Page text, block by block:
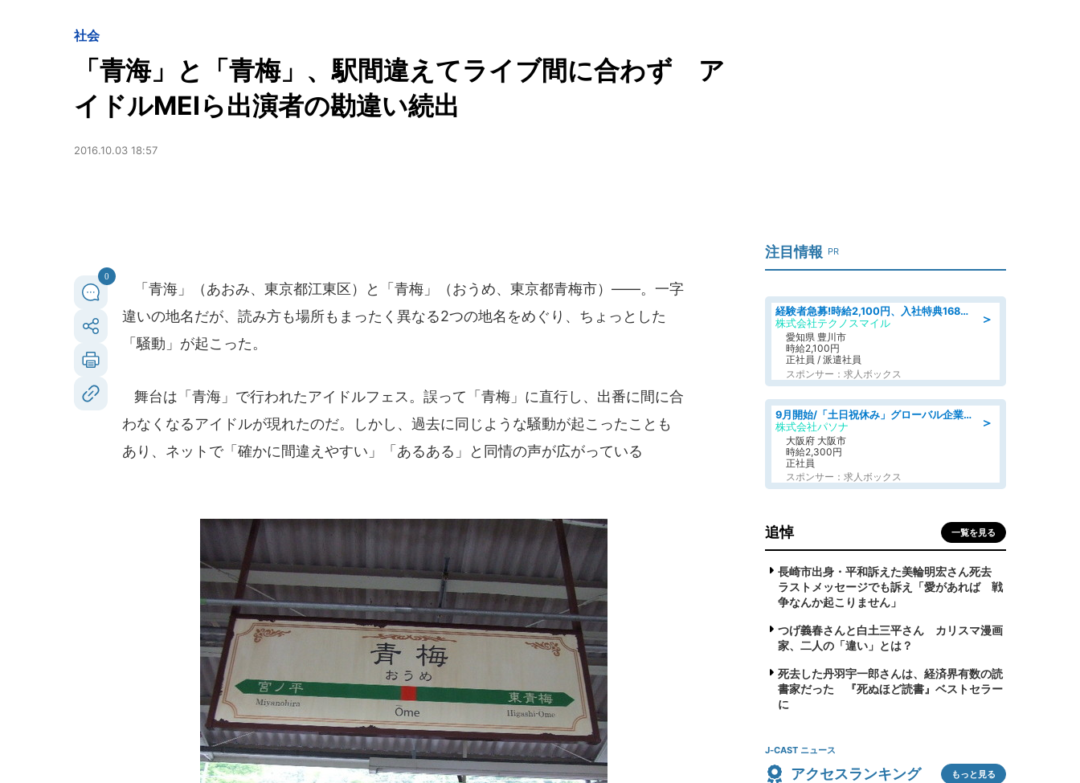
社会
「青海」と「青梅」、駅間違えてライブ間に合わず ア
イドルMEIら出演者の勘違い続出
2016.10.03 18:57
0
「青海」（あおみ、東京都江東区）と「青梅」（おうめ、東京都青梅市）――。一字
違いの地名だが、読み方も場所もまったく異なる2つの地名をめぐり、ちょっとした
「騒動」が起こった。
舞台は「青海」で行われたアイドルフェス。誤って「青梅」に直行し、出番に間に合
わなくなるアイドルが現れたのだ。しかし、過去に同じような騒動が起こったことも
あり、ネットで「確かに間違えやすい」「あるある」と同情の声が広がっている
注目情報 PR
＞
経験者急募!時給2,100円、入社特典168万円の自動車製造業務/トヨタ自動車/tutumi
株式会社テクノスマイル
愛知県 豊川市
時給2,100円
正社員 / 派遣社員
スポンサー：求人ボックス
＞
9月開始/「土日祝休み」グローバル企業での産業保健のお仕事/保健師/高時給/残業なし/服装自由
株式会社パソナ
大阪府 大阪市
時給2,300円
正社員
スポンサー：求人ボックス
追悼 一覧を見る
長崎市出身・平和訴えた美輪明宏さん死去
ラストメッセージでも訴え「愛があれば 戦
争なんか起こりません」
つげ義春さんと白土三平さん カリスマ漫画
家、二人の「違い」とは？
死去した丹羽宇一郎さんは、経済界有数の読
書家だった 『死ぬほど読書』ベストセラー
に
J-CAST ニュース
アクセスランキング もっと見る